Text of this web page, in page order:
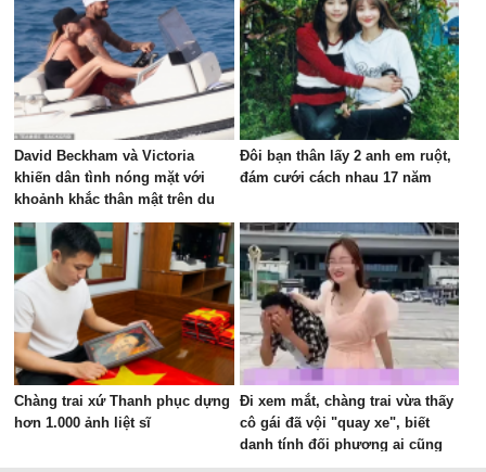
David Beckham và Victoria
khiến dân tình nóng mặt với
khoảnh khắc thân mật trên du
thuyền
Đôi bạn thân lấy 2 anh em ruột,
đám cưới cách nhau 17 năm
Chàng trai xứ Thanh phục dựng
hơn 1.000 ảnh liệt sĩ
Đi xem mắt, chàng trai vừa thấy
cô gái đã vội "quay xe", biết
danh tính đối phương ai cũng
bất ngờ